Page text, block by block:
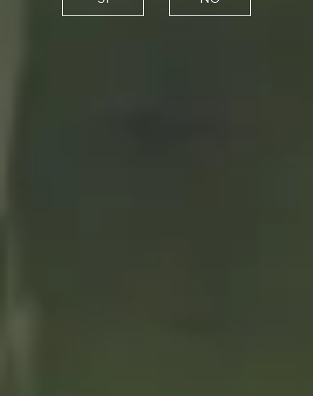
¡Vuelve el pop de los 2000!